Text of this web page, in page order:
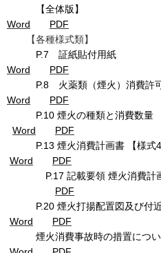
【全
Word
PDF
【各種様式類】
P.7 証
Word
PDF
P.8 火薬類（煙火）消費許
Word
PDF
P.10 煙火の種類と
Word
PDF
P.13 煙火消費計
Word
PDF
P.17 記載要領
PDF
P.20 煙火打揚配置
Word
PDF
煙火消費事故時